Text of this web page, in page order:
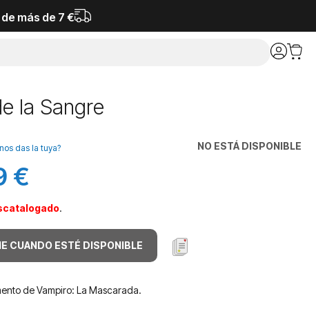
más de 7 €
la Sangre
NO ESTÁ DISPONIBLE
das la tuya?
€
.
CUANDO ESTÉ DISPONIBLE
de Vampiro: La Mascarada.